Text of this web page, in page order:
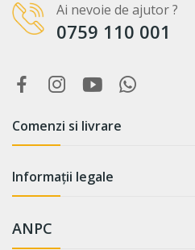
Ai nevoie de ajutor ?
0759 110 001
Comenzi si livrare
Informații legale
ANPC